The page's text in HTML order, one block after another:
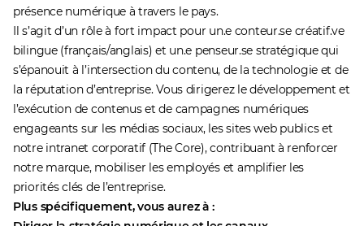
présence numérique à travers le pays.
Il s’agit d’un rôle à fort impact pour un.e conteur.se créatif.ve
bilingue (français/anglais) et un.e penseur.se stratégique qui
s’épanouit à l’intersection du contenu, de la technologie et de
la réputation d’entreprise. Vous dirigerez le développement et
l’exécution de contenus et de campagnes numériques
engageants sur les médias sociaux, les sites web publics et
notre intranet corporatif (The Core), contribuant à renforcer
notre marque, mobiliser les employés et amplifier les
priorités clés de l’entreprise.
Plus spécifiquement, vous aurez à :